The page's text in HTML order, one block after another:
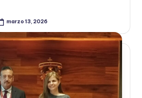
marzo 13, 2026